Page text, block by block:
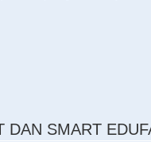
DAN SMART